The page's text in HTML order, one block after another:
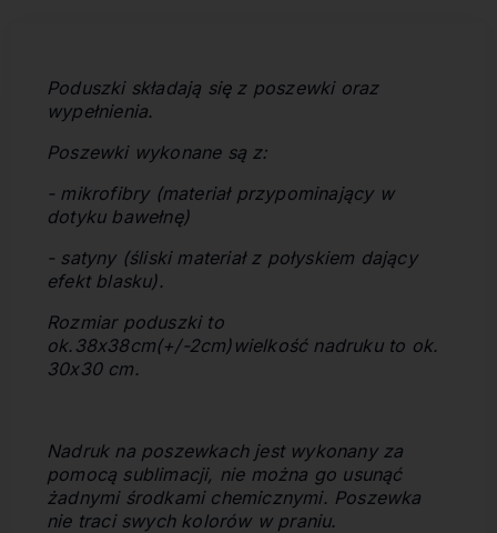
Poduszki składają się z poszewki oraz
wypełnienia.
Poszewki wykonane są z:
- mikrofibry (materiał przypominający w
dotyku bawełnę)
- satyny (śliski materiał z połyskiem dający
efekt blasku).
Rozmiar poduszki to
ok.38x38cm(+/-2cm) wielkość nadruku to ok.
30x30 cm.
Nadruk na poszewkach jest wykonany za
pomocą sublimacji, nie można go usunąć
żadnymi środkami chemicznymi. Poszewka
nie traci swych kolorów w praniu.